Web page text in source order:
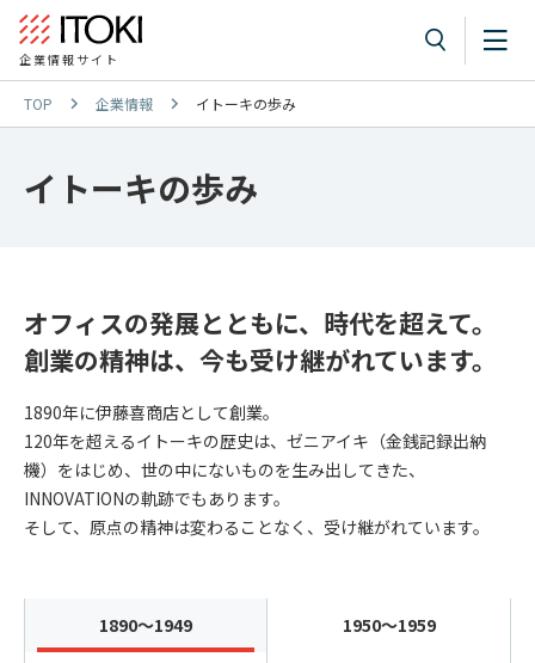
企業情報サイト
TOP 企業情報 イトーキの歩み
イトーキの歩み
オフィスの発展とともに、時代を超えて。
創業の精神は、今も受け継がれています。
1890年に伊藤喜商店として創業。
120年を超えるイトーキの歴史は、ゼニアイキ（金銭記録出納
機）をはじめ、世の中にないものを生み出してきた、
INNOVATIONの軌跡でもあります。
そして、原点の精神は変わることなく、受け継がれています。
1890～1949 1950～1959